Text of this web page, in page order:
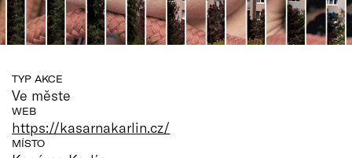
TYP AKCE
Ve měste
WEB
https://kasarnakarlin.cz/
MÍSTO